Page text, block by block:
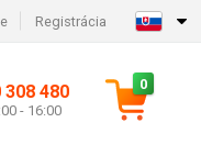
Registrácia
308 480
- 16:00
0